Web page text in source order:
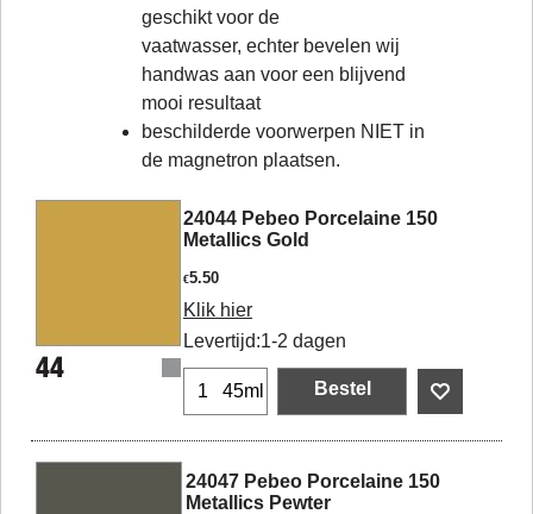
geschikt voor de
vaatwasser, echter bevelen wij
handwas aan voor een blijvend
mooi resultaat
beschilderde voorwerpen NIET in
de magnetron plaatsen.
24044 Pebeo Porcelaine 150
Metallics Gold
€5.50
Klik hier
Levertijd:1-2 dagen
45ml Bestel
24047 Pebeo Porcelaine 150
Metallics Pewter